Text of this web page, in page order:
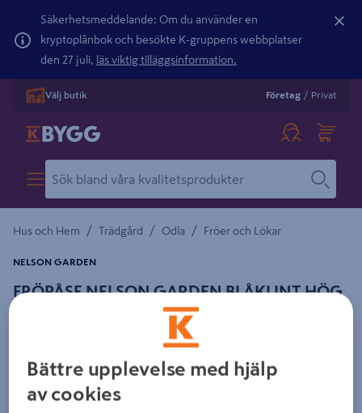
Säkerhetsmeddelande: Om du använder en
kryptoplånbok och besökte K-gruppens webbplatser
den 27 juli, läs viktig tilläggsinformation.
Välj butik Företag / Privat
Hus och Hem / Trädgård / Odla / Fröer och Lökar
FRÖPÅSE NELSON GARDEN BLÅKLINT HÖG
NELSON GARDEN
Detaljerad beskrivning finns i produktbeskrivningsområdet
Bättre upplevelse med hjälp
av cookies